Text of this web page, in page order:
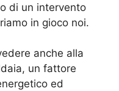
di un intervento
in gioco noi.
anche alla
un fattore
ed